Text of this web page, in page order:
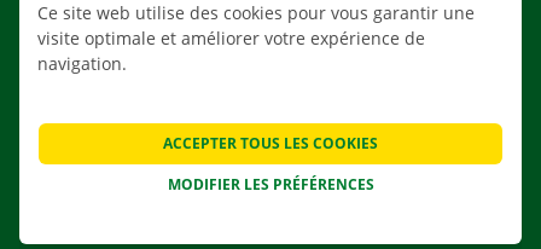
AGENCES
Ce site web utilise des cookies pour vous garantir une
visite optimale et améliorer votre expérience de
navigation.
MODIFIER LES PRÉFÉRENCES
ACCEPTER TOUS LES COOKIES